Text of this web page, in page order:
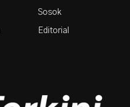
Sosok
Editorial